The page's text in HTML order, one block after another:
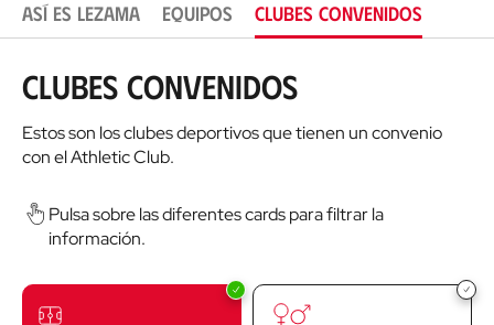
ASÍ ES LEZAMA EQUIPOS CLUBES CONVENIDOS
Clubes convenidos
Estos son los clubes deportivos que tienen un convenio
con el Athletic Club.
Pulsa sobre las diferentes cards para filtrar la
información.
campo campo